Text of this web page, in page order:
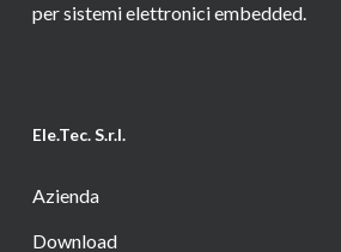
per sistemi elettronici embedded.
Ele.Tec. S.r.l.
Azienda
Download